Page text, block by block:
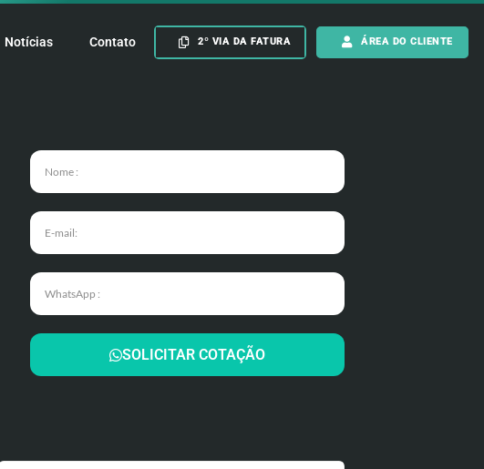
Notícias Contato 2º VIA DA FATURA ÁREA DO CLIENTE
SOLICITAR COTAÇÃO